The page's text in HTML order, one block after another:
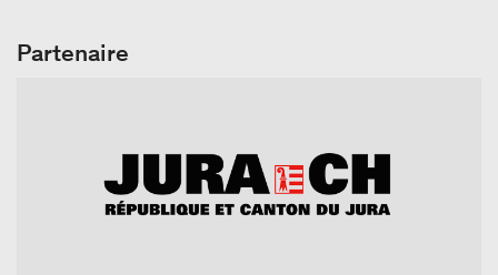
Partenaire